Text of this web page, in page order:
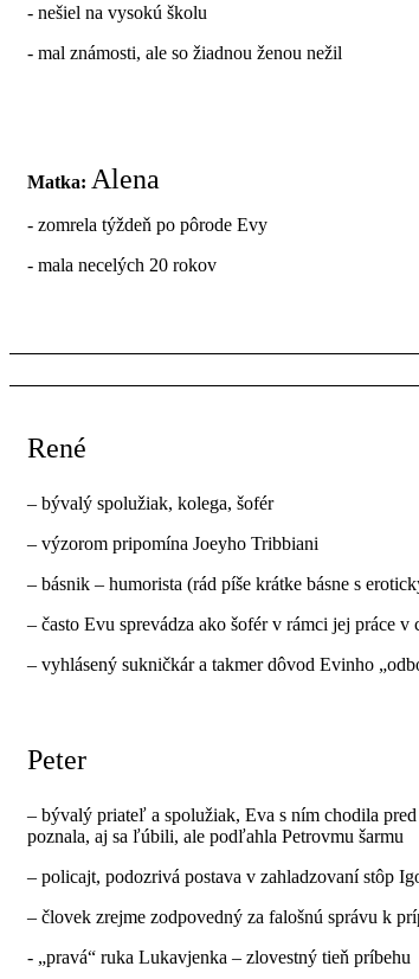
- nešiel na vysokú školu
- mal známosti, ale so žiadnou ženou nežil
Matka: Alena
- zomrela týždeň po pôrode Evy
- mala necelých 20 rokov
René
– bývalý spolužiak, kolega, šofér
– výzorom pripomína Joeyho Tribbiani
– básnik – humorista (rád píše krátke básne s
– často Evu sprevádza ako šofér v rámci jej práce v
– vyhlásený sukničkár a takmer dôvod Evinho
Peter
– bývalý priateľ a spolužiak, Eva s ním chodila
poznala, aj sa ľúbili, ale podľahla Petrovmu šarmu
– policajt, podozrivá postava v zahladzovaní stôp
– človek zrejme zodpovedný za falošnú správu k
- „pravá“ ruka Lukavjenka – zlovestný tieň príbehu